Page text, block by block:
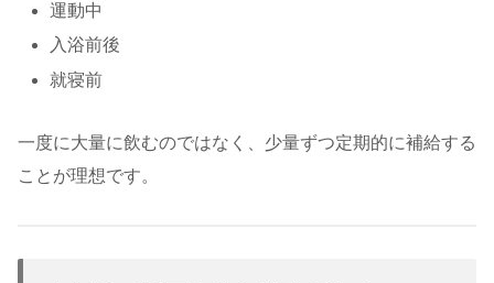
運動中
入浴前後
就寝前
一度に大量に飲むのではなく、少量ずつ定期的に補給する
ことが理想です。